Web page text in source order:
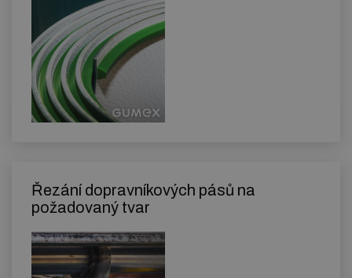
Řezání dopravníkových pásů na
požadovaný tvar